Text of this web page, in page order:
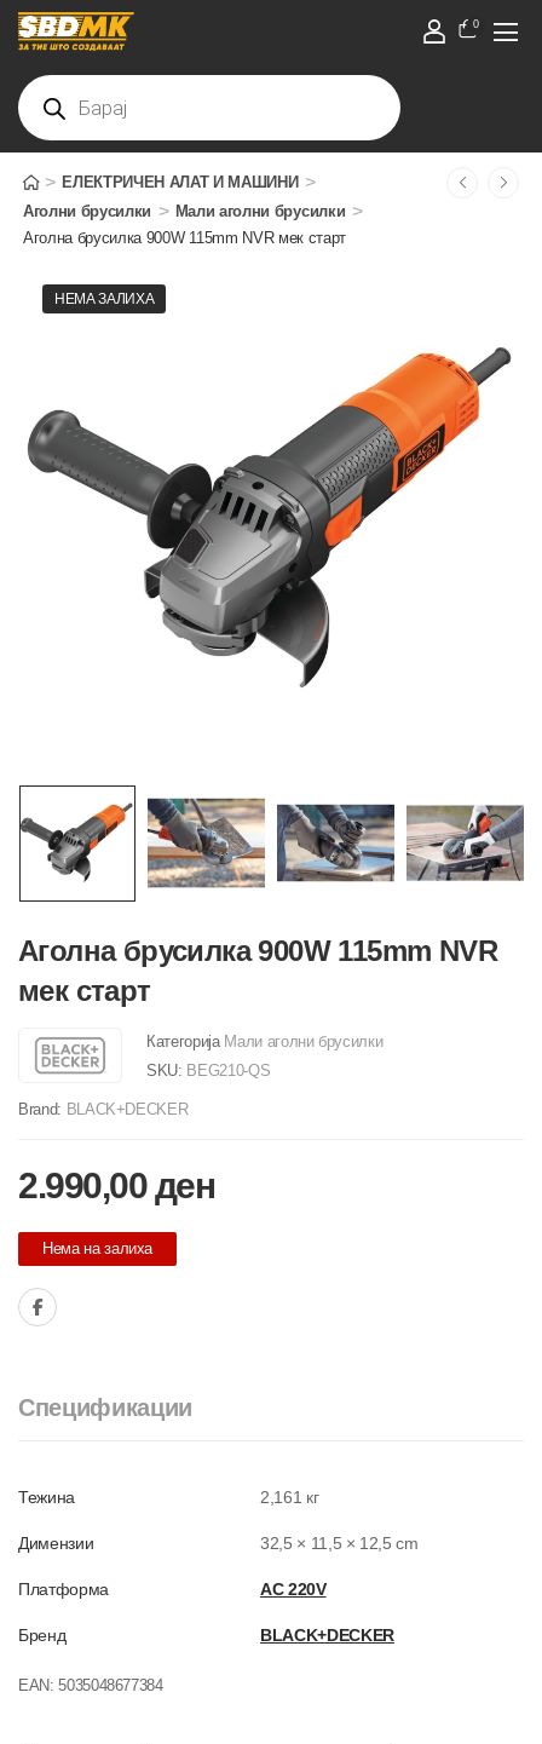
0
> ЕЛЕКТРИЧЕН АЛАТ И МАШИНИ >
Аголни брусилки > Мали аголни брусилки >
Аголна брусилка 900W 115mm NVR мек старт
НЕМА ЗАЛИХА
Аголна брусилка 900W 115mm NVR
мек старт
Категорија Мали аголни брусилки
SKU: BEG210-QS
Brand: BLACK+DECKER
2.990,00ден
Нема на залиха
Спецификации
Тежина 2,161 кг
Димензии 32,5 × 11,5 × 12,5 cm
Платформа AC 220V
Бренд BLACK+DECKER
EAN:5035048677384